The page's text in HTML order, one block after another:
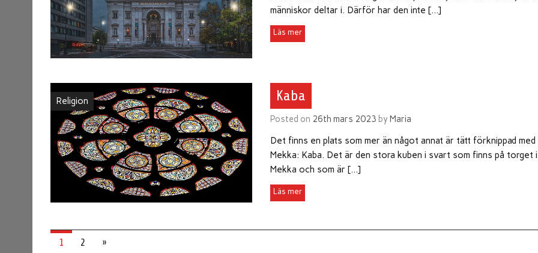
människor deltar i. Därför har den inte […]
Religion Kaba
Posted on 26th mars 2023 byMaria
Det finns en plats som mer än något annat är tätt förknippad med
Mekka: Kaba. Det är den stora kuben i svart som finns på torget i
Mekka och som är […]
1 2 »